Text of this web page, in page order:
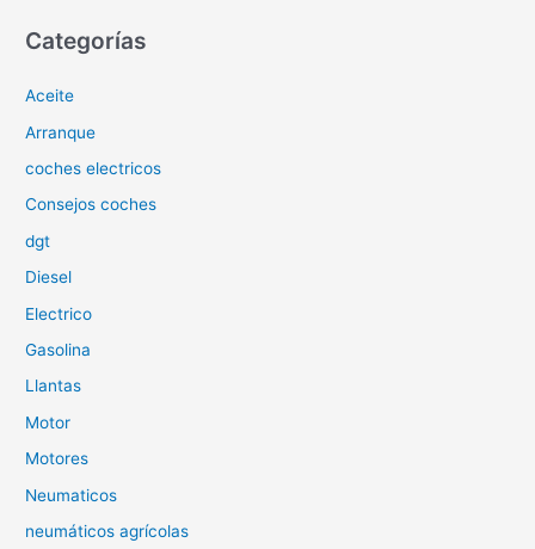
c
r
p
o
Categorías
Aceite
Arranque
coches electricos
Consejos coches
dgt
Diesel
Electrico
Gasolina
Llantas
Motor
Motores
Neumaticos
neumáticos agrícolas